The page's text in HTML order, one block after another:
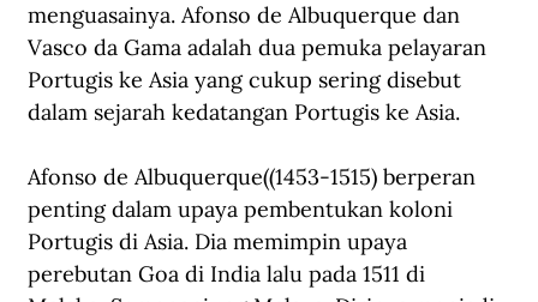
menguasainya. Afonso de Albuquerque dan
Vasco da Gama adalah dua pemuka pelayaran
Portugis ke Asia yang cukup sering disebut
dalam sejarah kedatangan Portugis ke Asia.
Afonso de Albuquerque((1453-1515) berperan
penting dalam upaya pembentukan koloni
Portugis di Asia. Dia memimpin upaya
perebutan Goa di India lalu pada 1511 di